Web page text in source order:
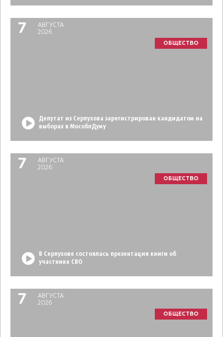
7
АВГУСТА
2026
ОБЩЕСТВО
Депутат из Серпухова зарегистрирован кандидатом на
выборах в МособлДуму
7
АВГУСТА
2026
ОБЩЕСТВО
В Серпухове состоялась презентация книги об
участнике СВО
7
АВГУСТА
2026
ОБЩЕСТВО